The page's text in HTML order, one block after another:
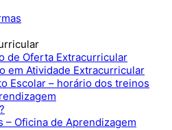
de Oferta Extracurricular
em Atividade Extracurricular
Escolar – horário dos treinos
– Oficina de Aprendizagem